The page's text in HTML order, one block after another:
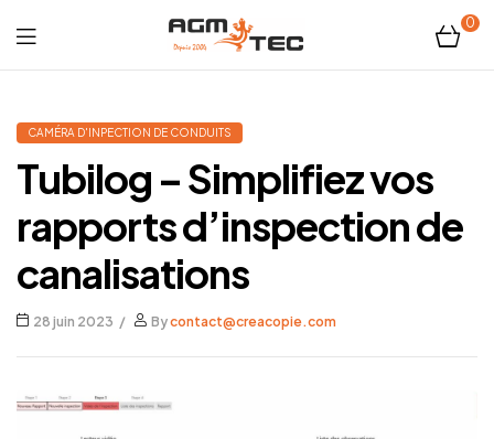
Tubicam®
XL
–
Caméra
d'inspection
Ø50
mm
0
CAMÉRA D'INPECTION DE CONDUITS
Tubilog – Simplifiez vos
rapports d’inspection de
canalisations
28 juin 2023 Bycontact@creacopie.com